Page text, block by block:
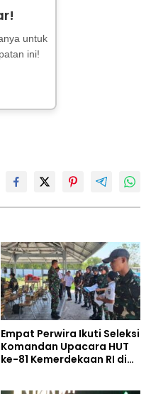
untuk
ini!
Empat Perwira Ikuti Seleksi
Komandan Upacara HUT
ke-81 Kemerdekaan RI di